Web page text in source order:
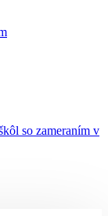
so zameraním v